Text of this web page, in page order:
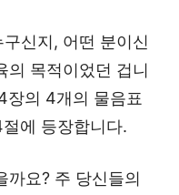
신지, 어떤 분이신
의 목적이었던 겁니
장의 4개의 물음표
에 등장합니다.
까요? 주 당신들의